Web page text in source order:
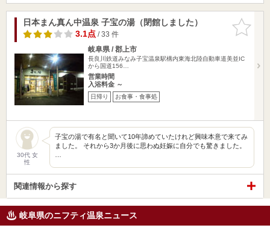
お気に入
りに追加
日本まん真ん中温泉 子宝の湯（閉館しました）
3.1点/ 33 件
岐阜県 / 郡上市
長良川鉄道みなみ子宝温泉駅構内東海北陸自動車道美並IC
から国道156…
営業時間
入浴料金 ～
日帰り お食事・食事処
30代 女
性
子宝の湯で有名と聞いて10年諦めていたけれど興味本意で来てみ
ました。 それから3か月後に思わぬ妊娠に自分でも驚きました。
関連情報から探す
岐阜県のニフティ温泉ニュース